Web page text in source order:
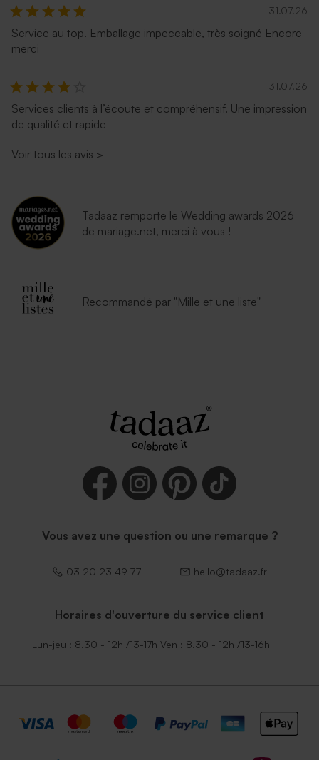
31.07.26
Service au top. Emballage impeccable, très soigné Encore
merci
31.07.26
Services clients à l’écoute et compréhensif. Une impression
de qualité et rapide
Voir tous les avis >
Tadaaz remporte le Wedding awards 2026
de mariage.net, merci à vous !
Recommandé par "Mille et une liste"
Vous avez une question ou une remarque ?
03 20 23 49 77 hello@tadaaz.fr
Horaires d'ouverture du service client
Lun-jeu : 8.30 - 12h /13-17h Ven : 8.30 - 12h /13-16h